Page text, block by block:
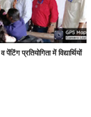
प्रतियोगिता में विद्यार्थियों